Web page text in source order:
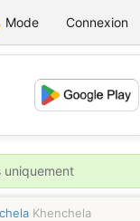
Mode Connexion
uniquement
Khenchela